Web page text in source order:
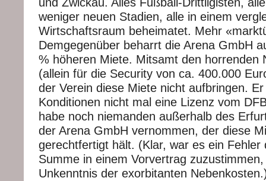
weniger neuen Stadien, alle in einem
Wirtschaftsraum beheimatet. Mehr
Demgegenüber beharrt die Arena GmbH
% höheren Miete. Mitsamt den horrenden
(allein für die Security von ca. 400.000
der Verein diese Miete nicht aufbringen.
Konditionen nicht mal eine Lizenz vom
habe noch niemanden außerhalb des
der Arena GmbH vernommen, der diese
gerechtfertigt hält. (Klar, war es ein Fehler
Summe in einem Vorvertrag
Unkenntnis der exorbitanten